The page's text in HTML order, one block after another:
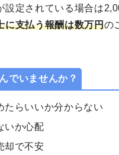
設定されている場合は
に支払う報酬は数万円の
でいませんか？
たらいいか分からない
いか心配
却で不安